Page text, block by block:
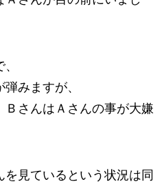
みますが、
ＢさんはＡさんの事が大嫌
見ているという状況は同